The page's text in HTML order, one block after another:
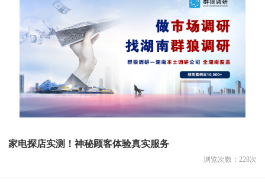
家电探店实测！神秘顾客体验真实服务
浏览次数： 228次